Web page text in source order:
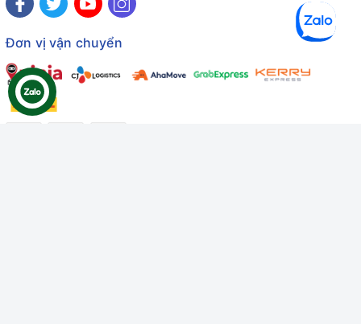
Đơn vị vận chuyển